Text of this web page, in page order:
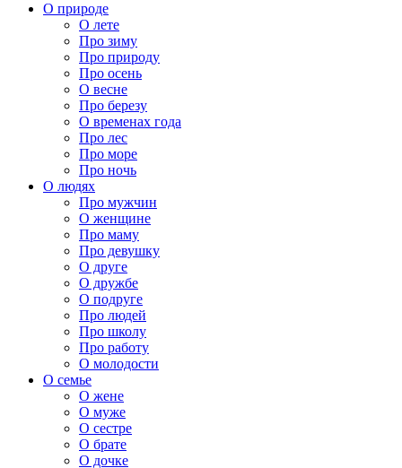
О природе
О лете
Про зиму
Про природу
Про осень
О весне
Про березу
О временах года
Про лес
Про море
Про ночь
О людях
Про мужчин
О женщине
Про маму
Про девушку
О друге
О дружбе
О подруге
Про людей
Про школу
Про работу
О молодости
О семье
О жене
О муже
О сестре
О брате
О дочке